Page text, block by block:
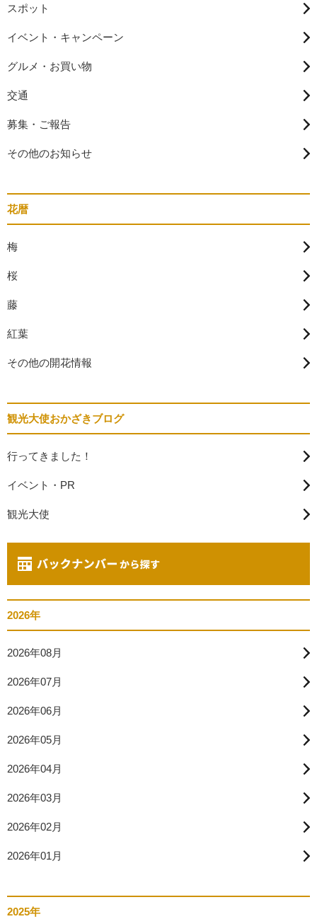
スポット
イベント・キャンペーン
グルメ・お買い物
交通
募集・ご報告
その他のお知らせ
花暦
梅
桜
藤
紅葉
その他の開花情報
観光大使おかざきブログ
行ってきました！
イベント・PR
観光大使
2026年
2026年08月
2026年07月
2026年06月
2026年05月
2026年04月
2026年03月
2026年02月
2026年01月
2025年